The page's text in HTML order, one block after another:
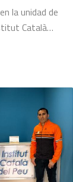
la unidad de
Català…